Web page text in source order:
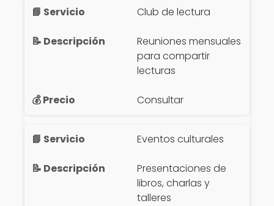
Club de lectura
Reuniones mensuales
para compartir
lecturas
Consultar
Eventos culturales
Presentaciones de
libros, charlas y
talleres